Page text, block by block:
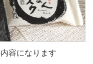
容になります